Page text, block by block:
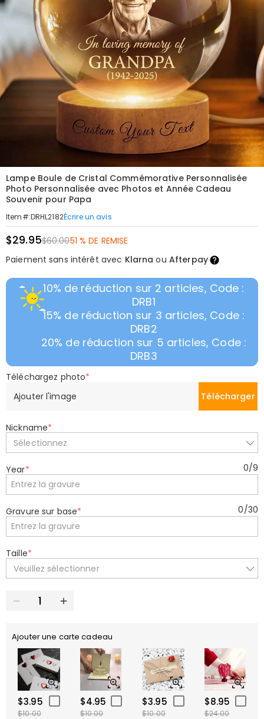
Lampe Boule de Cristal Commémorative Personnalisée
Photo Personnalisée avec Photos et Année Cadeau
Souvenir pour Papa
Item#:DRHL2182Écrire un avis
$29.95$60.0051 % DE REMISE
Paiement sans intérêt avec Klarna ou Afterpay
10% de réduction sur 2 articles, Code :
DRB1
15% de réduction sur 3 articles, Code :
DRB2
20% de réduction sur 5 articles, Code :
DRB3
Téléchargez photo*
Ajouter l'image
Télécharger
Nickname*
Sélectionnez
Year* 0/9
Gravure sur base* 0/30
Taille*
Veuillez sélectionner
Ajouter une carte cadeau
$3.95
$10.00
$4.95
$10.00
$3.95
$10.00
$8.95
$24.00